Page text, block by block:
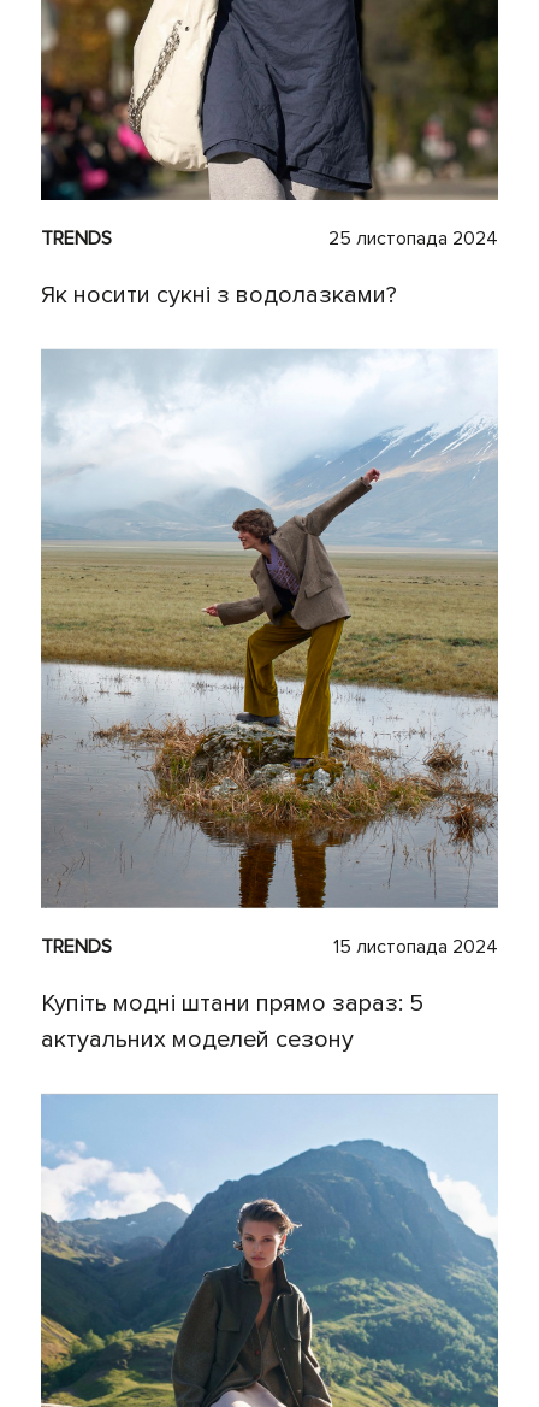
TRENDS 25 листопада 2024
Як носити сукні з водолазками?
TRENDS 15 листопада 2024
Купіть модні штани прямо зараз: 5
актуальних моделей сезону